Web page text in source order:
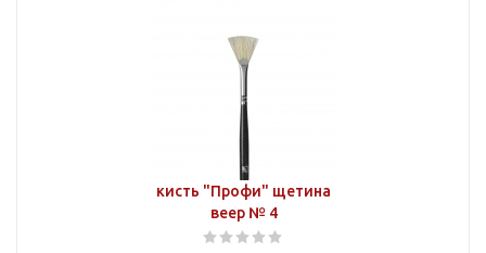
кисть "Профи" щетина
веер № 4